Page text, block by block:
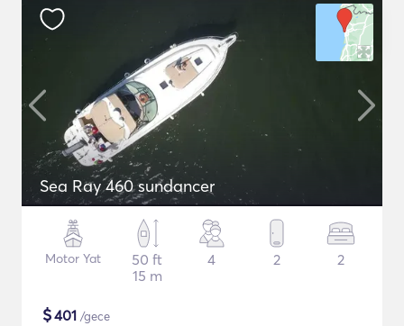
Sea Ray 460 sundancer
Motor Yat
50 ft
15 m
4 2 2
$401 /gece